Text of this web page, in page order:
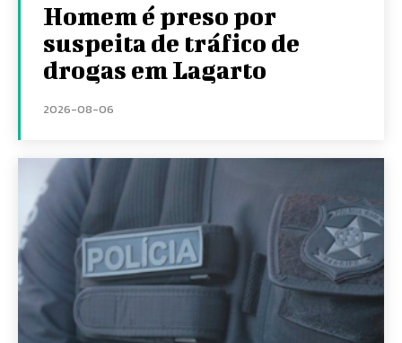
Homem é preso por
suspeita de tráfico de
drogas em Lagarto
2026-08-06